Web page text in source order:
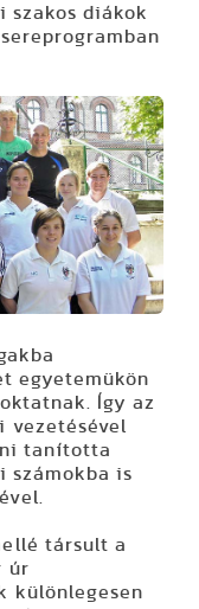
szakos diákok
egyetemükön
Így az
vezetésével
tanította
számokba is
társult a
úr
különlegesen